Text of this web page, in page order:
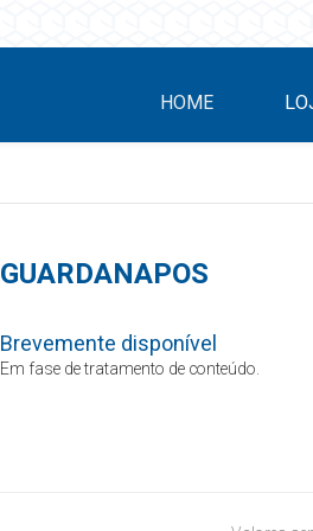
HOME
GUARDANAPOS
Brevemente disponível
Em fase de tratamento de conteúdo.